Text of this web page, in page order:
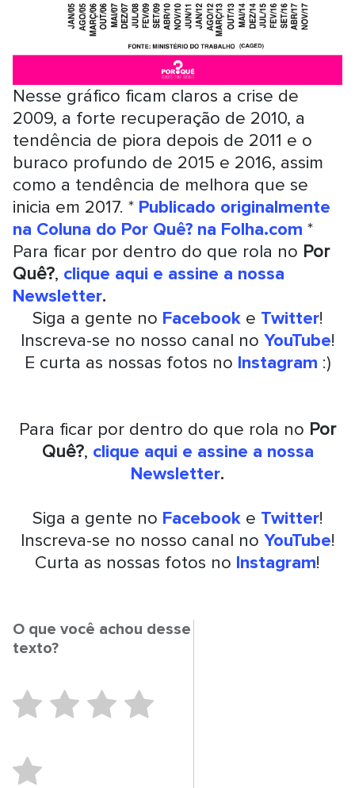
Nesse gráfico ficam claros a crise de
2009, a forte recuperação de 2010, a
tendência de piora depois de 2011 e o
buraco profundo de 2015 e 2016, assim
como a tendência de melhora que se
inicia em 2017. * Publicado originalmente
na Coluna do Por Quê? na Folha.com *
Para ficar por dentro do que rola no Por
Quê?, clique aqui e assine a nossa
Newsletter.
Siga a gente no Facebooke Twitter!
Inscreva-se no nosso canal no YouTube!
E curta as nossas fotos no Instagram :)
Para ficar por dentro do que rola no Por
Quê?, clique aqui e assine a nossa
Newsletter.
Siga a gente no Facebooke Twitter!
Inscreva-se no nosso canal no YouTube!
Curta as nossas fotos no Instagram!
O que você achou desse
texto?